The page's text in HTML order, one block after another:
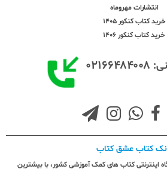
انتشارات مهروماه
خرید کتاب کنکور 1405
خرید کتاب کنکور 1406
۰۲۱۶۶۴۸۴۰۰۸
کتاب عشق کتاب
اینترنتی کتاب های کمک آموزشی کشور، با بیشترین